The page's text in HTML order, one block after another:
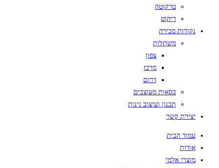
טרקוטה
ריהוט
נקודות מכירה
משתלות
צפון
מרכז
דרום
כסאות מעוצבים
תכנון ועיצוב גינות
יצירת קשר
עמוד הבית
אודות
מוצרי אלמי